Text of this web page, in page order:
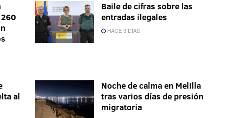
Baile de cifras sobre las
entradas ilegales
HACE 3 DÍAS
al
Noche de calma en Melilla
tras varios días de presión
migratoria